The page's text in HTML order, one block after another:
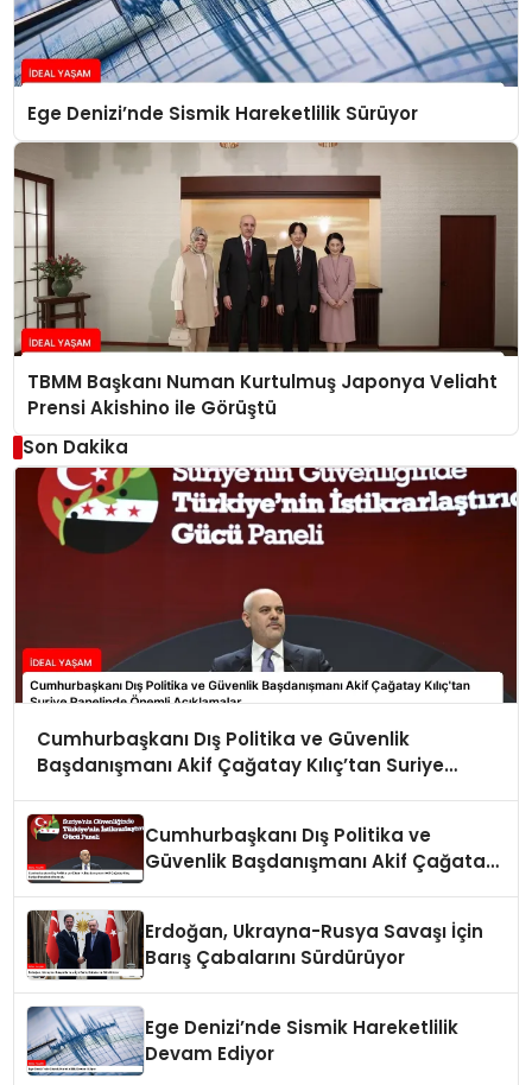
Ege Denizi’nde Sismik Hareketlilik Sürüyor
TBMM Başkanı Numan Kurtulmuş Japonya Veliaht
Prensi Akishino ile Görüştü
Son Dakika
Cumhurbaşkanı Dış Politika ve Güvenlik
Başdanışmanı Akif Çağatay Kılıç’tan Suriye
Cumhurbaşkanı Dış Politika ve
Güvenlik Başdanışmanı Akif Çağatay
Erdoğan, Ukrayna-Rusya Savaşı İçin
Barış Çabalarını Sürdürüyor
Ege Denizi’nde Sismik Hareketlilik
Devam Ediyor